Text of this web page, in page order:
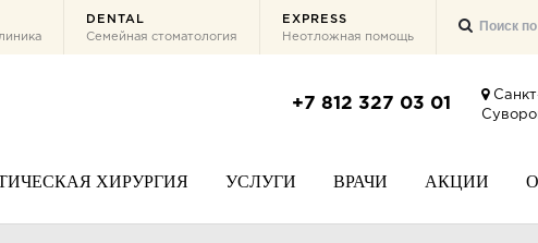
DENTAL
Семейная стоматология
EXPRESS
Неотложная помощь
+7 812 327 03 01
ХИРУРГИЯ УСЛУГИ ВРАЧИ АКЦИИ